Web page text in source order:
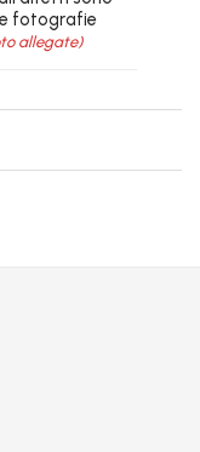
fotografie
allegate)